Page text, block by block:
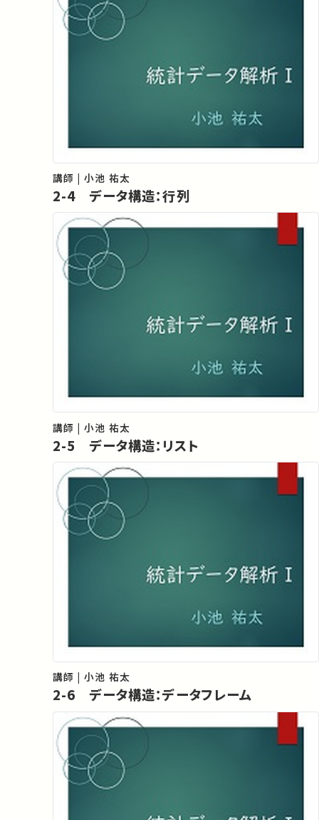
講師 | 小池 祐太
2-4 データ構造：行列
講師 | 小池 祐太
2-5 データ構造：リスト
講師 | 小池 祐太
2-6 データ構造：データフレーム